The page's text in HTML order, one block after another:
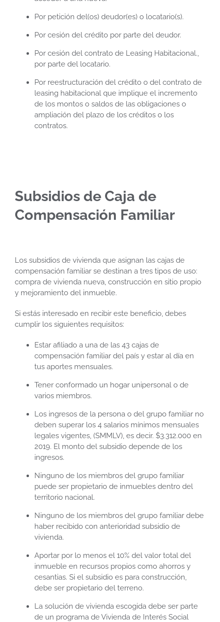
Por petición del(os) deudor(es) o locatario(s).
Por cesión del crédito por parte del deudor.
Por cesión del contrato de Leasing Habitacional.,
por parte del locatario.
Por reestructuración del crédito o del contrato de
leasing habitacional que implique el incremento
de los montos o saldos de las obligaciones o
ampliación del plazo de los créditos o los
contratos.
Subsidios de Caja de
Compensación Familiar
Los subsidios de vivienda que asignan las cajas de
compensación familiar se destinan a tres tipos de uso:
compra de vivienda nueva, construcción en sitio propio
y mejoramiento del inmueble.
Si estás interesado en recibir este beneficio, debes
cumplir los siguientes requisitos:
Estar afiliado a una de las 43 cajas de
compensación familiar del país y estar al día en
tus aportes mensuales.
Tener conformado un hogar unipersonal o de
varios miembros.
Los ingresos de la persona o del grupo familiar no
deben superar los 4 salarios mínimos mensuales
legales vigentes, (SMMLV), es decir. $3.312.000 en
2019. El monto del subsidio depende de los
ingresos.
Ninguno de los miembros del grupo familiar
puede ser propietario de inmuebles dentro del
territorio nacional.
Ninguno de los miembros del grupo familiar debe
haber recibido con anterioridad subsidio de
vivienda.
Aportar por lo menos el 10% del valor total del
inmueble en recursos propios como ahorros y
cesantias. Si el subsidio es para construcción,
debe ser propietario del terreno.
La solución de vivienda escogida debe ser parte
de un programa de Vivienda de Interés Social